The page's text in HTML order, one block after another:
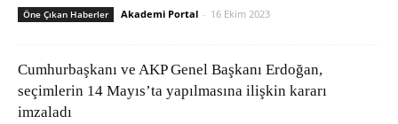
Öne Çıkan Haberler Akademi Portal - 16 Ekim 2023
Cumhurbaşkanı ve AKP Genel Başkanı Erdoğan,
seçimlerin 14 Mayıs’ta yapılmasına ilişkin kararı
imzaladı